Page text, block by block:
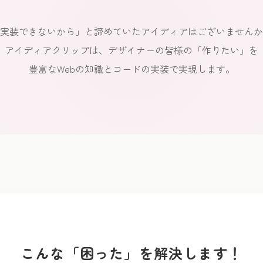
装できないから」と諦めていたアイディアはございません
アイディアクリップは、デザイナーの皆様の「作りたい」を
豊富なWebの知識とコードの実装で実現します。
こんな「困った」を解決します！